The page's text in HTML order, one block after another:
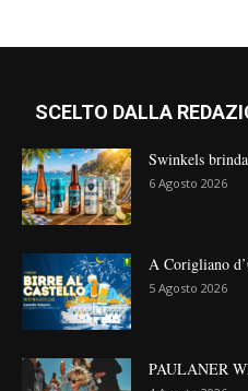
SCELTO DALLA
Swinkels
6 Agosto 2026
A Corigliano
5 Agosto 2026
PAULANER